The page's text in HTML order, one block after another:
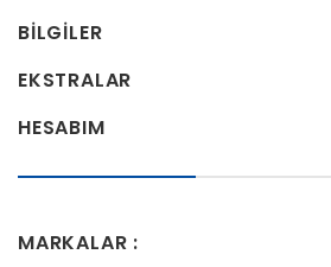
BILGILER
EKSTRALAR
HESABIM
MARKALAR :